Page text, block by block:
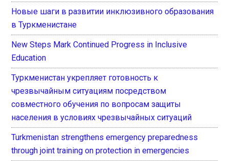
Новые шаги в развитии инклюзивного образования
в Туркменистане
New Steps Mark Continued Progress in Inclusive
Education
Туркменистан укрепляет готовность к
чрезвычайным ситуациям посредством
совместного обучения по вопросам защиты
населения в условиях чрезвычайных ситуаций
Turkmenistan strengthens emergency preparedness
through joint training on protection in emergencies